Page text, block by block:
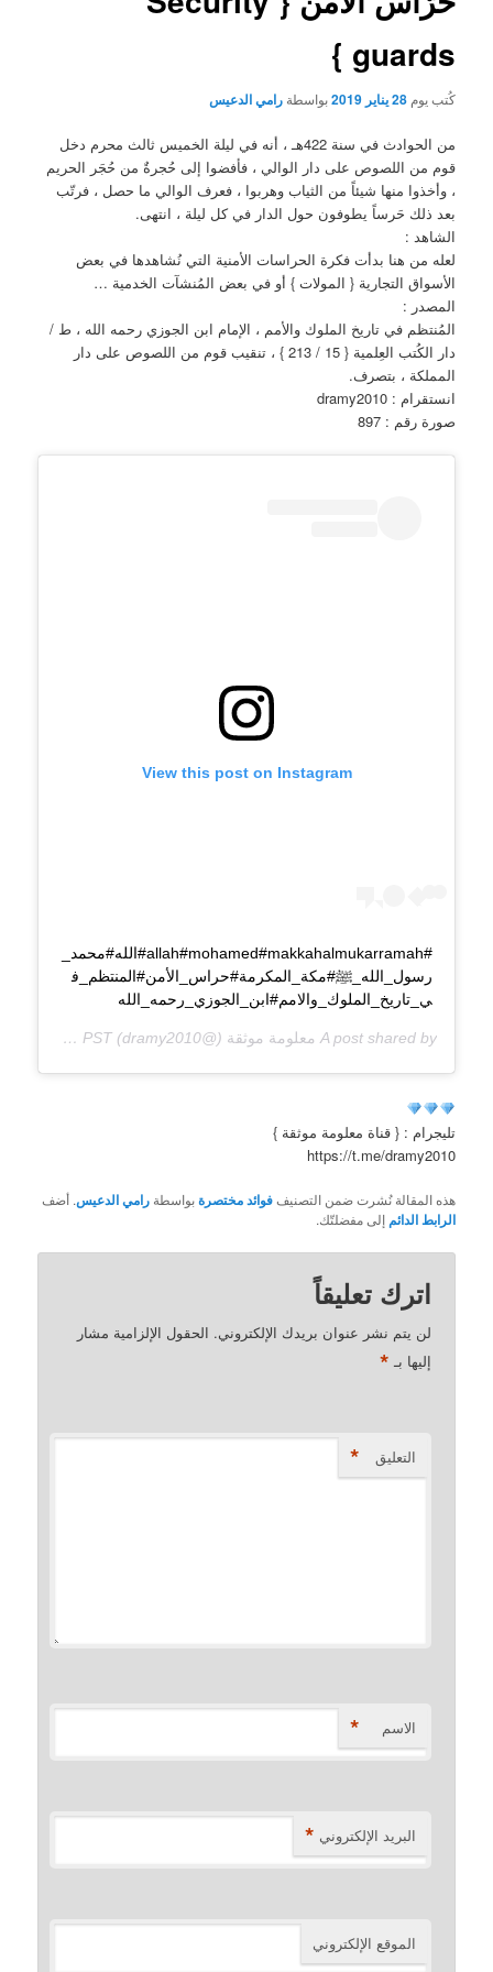
guards }
كُتب يوم28 يناير 2019 بواسطةرامي الدعيس
من الحوادث في سنة 422هـ ، أنه في ليلة الخميس ثالث محرم دخل
قوم من اللصوص على دار الوالي ، فأفضوا إلى حُجرةٌ من حُجَر الحريم
، وأخذوا منها شيئاً من الثياب وهربوا ، فعرف الوالي ما حصل ، فرتّب
بعد ذلك حَرساً يطوفون حول الدار في كل ليلة ، انتهى.
الشاهد :
لعله من هنا بدأت فكرة الحراسات الأمنية التي نُشاهدها في بعض
الأسواق التجارية { المولات } أو في بعض المُنشآت الخدمية …
المصدر :
المُنتظم في تاريخ الملوك والأمم ، الإمام ابن الجوزي رحمه الله ، ط /
دار الكُتب العِلمية { 15 / 213 } ، تنقيب قوم من اللصوص على دار
المملكة ، بتصرف.
انستقرام : dramy2010
صورة رقم : 897
View this post on Instagram
#allah#mohamed#makkahalmukarramah#الله#محمد_
رسول_الله_ﷺ#مكة_المكرمة#حراس_الأمن#المنتظم_ف
ي_تاريخ_الملوك_والامم#ابن_الجوزي_رحمه_الله
A post shared by معلومة موثقة (@dramy2010) on
Jan 27, 2019 at 9:53pm PST
تليجرام : { قناة معلومة موثقة }
https://t.me/dramy2010
هذه المقالة نُشرت ضمن التصنيففوائد مختصرةبواسطةرامي الدعيس. أضف
الرابط الدائم إلى مفضلتّك.
اترك تعليقاً
لن يتم نشر عنوان بريدك الإلكتروني. الحقول الإلزامية مشار
إليها بـ *
التعليق *
الاسم *
البريد الإلكتروني *
الموقع الإلكتروني